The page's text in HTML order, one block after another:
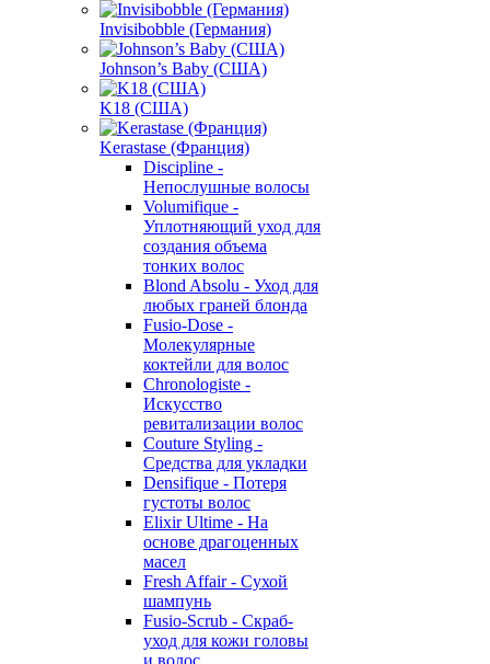
Invisibobble (Германия)
Johnson’s Baby (США)
K18 (США)
Kerastase (Франция)
Discipline -
Непослушные волосы
Volumifique -
Уплотняющий уход для
создания объема
тонких волос
Blond Absolu - Уход для
любых граней блонда
Fusio-Dose -
Молекулярные
коктейли для волос
Chronologiste -
Искусство
ревитализации волос
Couture Styling -
Средства для укладки
Densifique - Потеря
густоты волос
Elixir Ultime - На
основе драгоценных
масел
Fresh Affair - Сухой
шампунь
Fusio-Scrub - Скраб-
уход для кожи головы
и волос